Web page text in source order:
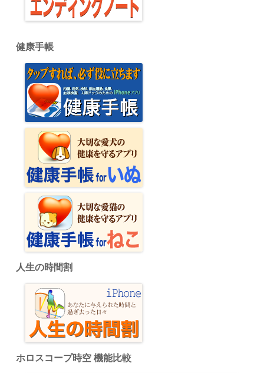
健康手帳
人生の時間割
ホロスコープ時空 機能比較